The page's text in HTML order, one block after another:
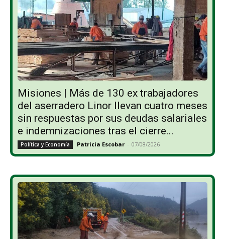
Misiones | Más de 130 ex trabajadores
del aserradero Linor llevan cuatro meses
sin respuestas por sus deudas salariales
e indemnizaciones tras el cierre...
Política y Economía Patricia Escobar - 07/08/2026